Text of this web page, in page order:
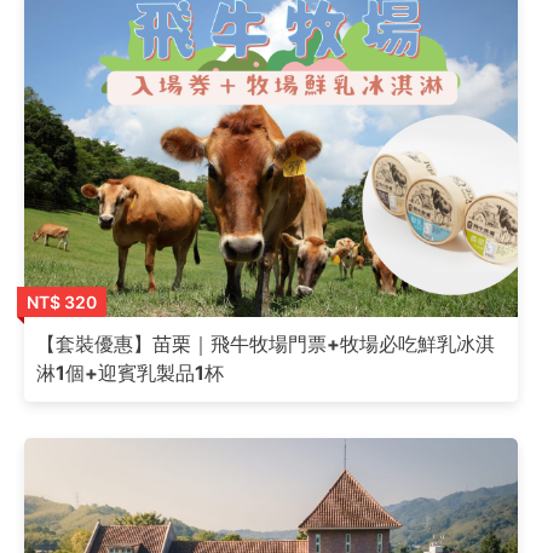
NT$ 320
【套裝優惠】苗栗｜飛牛牧場門票+牧場必吃鮮乳冰淇
淋1個+迎賓乳製品1杯